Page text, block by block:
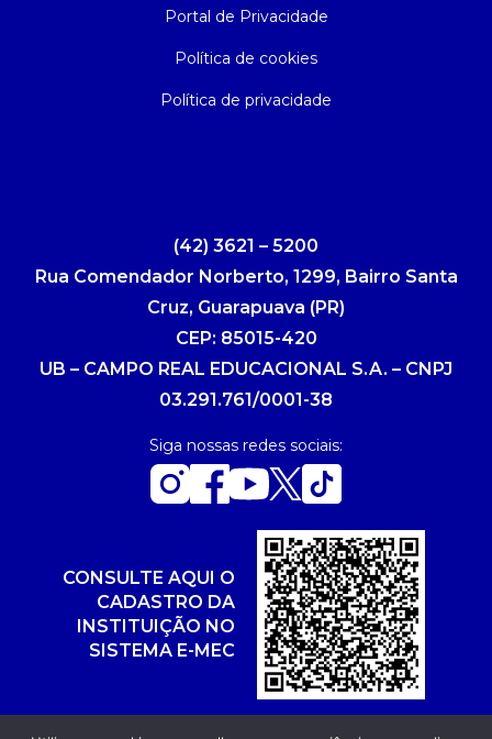
Portal de Privacidade
Política de cookies
Política de privacidade
(42) 3621 – 5200
Rua Comendador Norberto, 1299, Bairro Santa
Cruz, Guarapuava (PR)
CEP: 85015-420
UB – CAMPO REAL EDUCACIONAL S.A. – CNPJ
03.291.761/0001-38
Siga nossas redes sociais:
CONSULTE AQUI O
CADASTRO DA
INSTITUIÇÃO NO
SISTEMA E-MEC